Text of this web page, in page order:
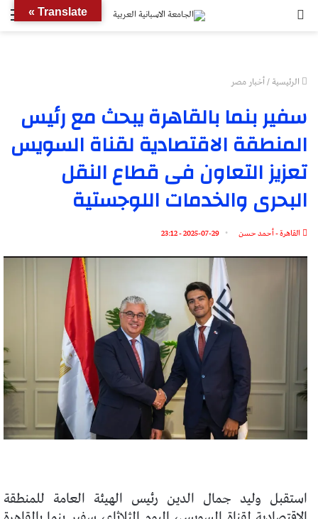
الرئيسية/أخبار مصر
سفير بنما بالقاهرة يبحث مع رئيس
المنطقة الاقتصادية لقناة السويس
تعزيز التعاون فى قطاع النقل
البحرى والخدمات اللوجستية
القاهرة - أحمد حسن 2025-07-29 - 23:12
استقبل وليد جمال الدين رئيس الهيئة العامة للمنطقة
Translate »